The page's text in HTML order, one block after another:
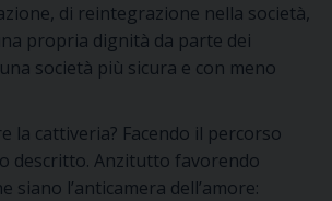
di reintegrazione nella società,
propria dignità da parte dei
società più sicura e con meno
la cattiveria? Facendo il percorso
descritto. Anzitutto favorendo
siano l’anticamera dell’amore: